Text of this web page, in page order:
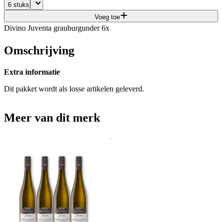
6 stuks
Voeg toe
Divino Juventa grauburgunder 6x
Omschrijving
Extra informatie
Dit pakket wordt als losse artikelen geleverd.
Meer van dit merk